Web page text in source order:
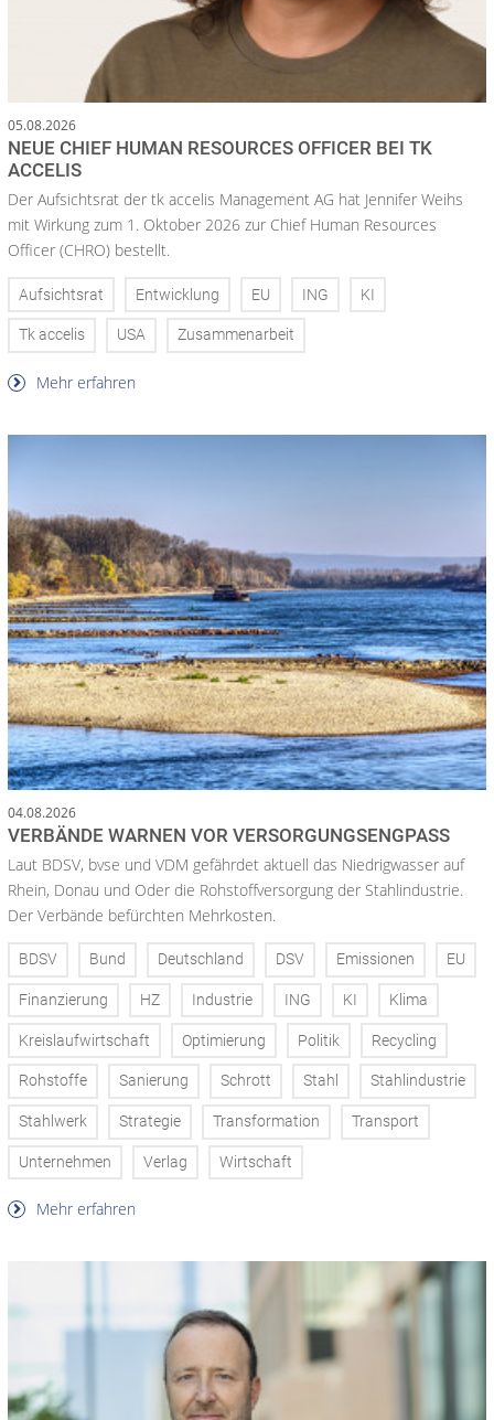
05.08.2026
NEUE CHIEF HUMAN RESOURCES OFFICER BEI TK
ACCELIS
Der Aufsichtsrat der tk accelis Management AG hat Jennifer Weihs
mit Wirkung zum 1. Oktober 2026 zur Chief Human Resources
Officer (CHRO) bestellt.
Aufsichtsrat Entwicklung EU ING KI
Tk accelis USA Zusammenarbeit
Mehr erfahren
04.08.2026
VERBÄNDE WARNEN VOR VERSORGUNGSENGPASS
Laut BDSV, bvse und VDM gefährdet aktuell das Niedrigwasser auf
Rhein, Donau und Oder die Rohstoffversorgung der Stahlindustrie.
Der Verbände befürchten Mehrkosten.
BDSV Bund Deutschland DSV Emissionen EU
Finanzierung HZ Industrie ING KI Klima
Kreislaufwirtschaft Optimierung Politik Recycling
Rohstoffe Sanierung Schrott Stahl Stahlindustrie
Stahlwerk Strategie Transformation Transport
Unternehmen Verlag Wirtschaft
Mehr erfahren